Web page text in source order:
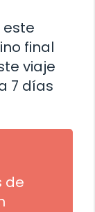
este
final
viaje
7 días
de